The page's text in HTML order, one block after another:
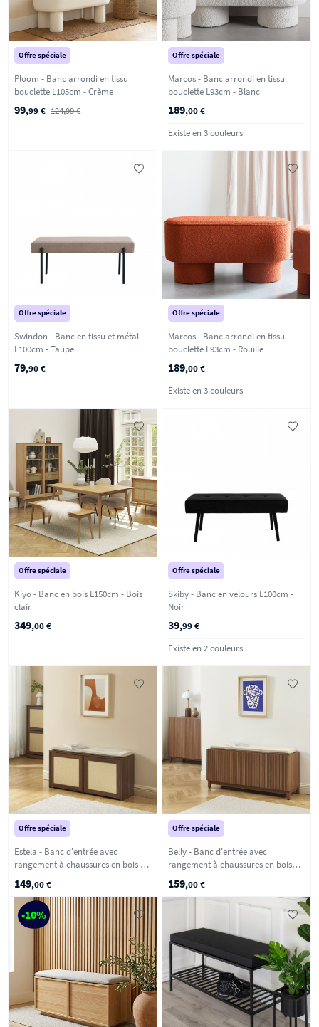
Offre spéciale
Ploom - Banc arrondi en tissu
bouclette L105cm - Crème
99,99 € 124,99 €
Offre spéciale
Marcos - Banc arrondi en tissu
bouclette L93cm - Blanc
189,00 €
Existe en 3 couleurs
Offre spéciale
Swindon - Banc en tissu et métal
L100cm - Taupe
79,90 €
Offre spéciale
Marcos - Banc arrondi en tissu
bouclette L93cm - Rouille
189,00 €
Existe en 3 couleurs
Offre spéciale
Kiyo - Banc en bois L150cm - Bois
clair
349,00 €
Offre spéciale
Skiby - Banc en velours L100cm -
Noir
39,99 €
Existe en 2 couleurs
Offre spéciale
Estela - Banc d'entrée avec
rangement à chaussures en bois et
149,00 €
Offre spéciale
Belly - Banc d'entrée avec
rangement à chaussures en bois
159,00 €
-10%